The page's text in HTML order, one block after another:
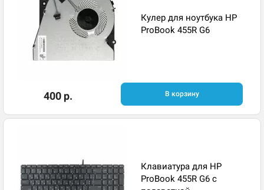
Кулер для ноутбука HP
ProBook 455R G6
400 р. В корзину
Клавиатура для HP
ProBook 455R G6 с